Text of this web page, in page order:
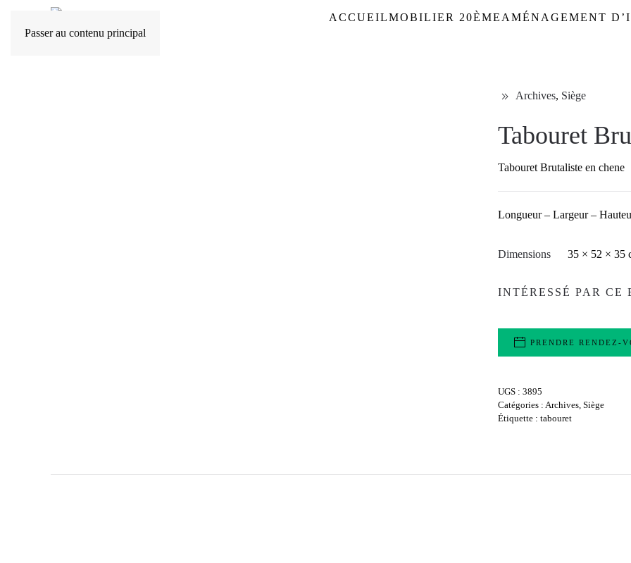
Passer au contenu principal
ACCUEILMOBILIER 20ÈME AMÉNAGEMENT
Archives, Siège
Tabouret
Tabouret Brutaliste en chene
Longueur – Largeur –
Dimensions 35 × 52 × 35
INTÉRESSÉ PAR CE
PRENDRE RENDEZ-
UGS : 3895
Catégories : Archives, Siège
Étiquette : tabouret